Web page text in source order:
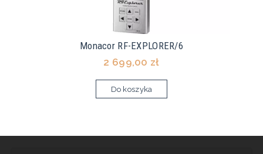
Monacor RF-EXPLORER/6
2 699,00 zł
Do koszyka